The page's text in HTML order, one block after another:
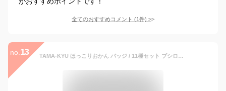
全てのおすすめコメント (1件) >
no. 13 TAMA-KYU ほっこりおかん バッジ / 11種セット ブシロード ガチャポン ガチャガチャ ガシャポン